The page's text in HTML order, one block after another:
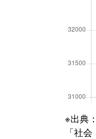
※出典：
「社